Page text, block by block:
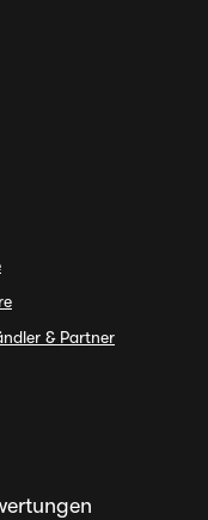
& Partner